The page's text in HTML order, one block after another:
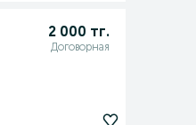
2 000 тг.
Договорная